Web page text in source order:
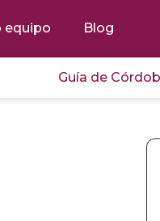
equipo Blog
Guía de